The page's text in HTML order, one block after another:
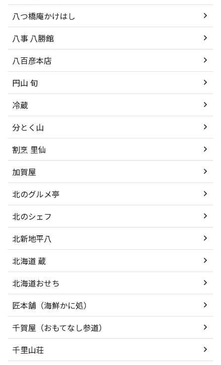
八つ橋庵かけはし
八事 八勝館
八百彦本店
円山 旬
冷蔵
分とく山
割烹 里仙
加賀屋
北のグルメ亭
北のシェフ
北新地平八
北海道 蔵
北海道おせち
匠本舗（海鮮かに処）
千賀屋（おもてなし参道）
千里山荘